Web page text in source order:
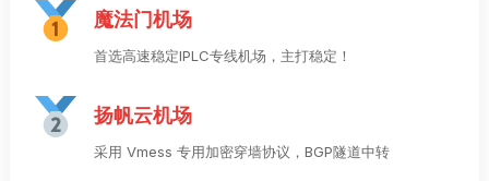
魔法门机场
首选高速稳定IPLC专线机场，主打稳定！
扬帆云机场
采用 Vmess 专用加密穿墙协议，BGP隧道中转